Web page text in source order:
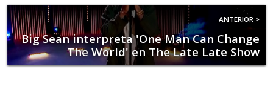
ANTERIOR >
Big Sean interpreta 'One Man Can Change
The World' en The Late Late Show